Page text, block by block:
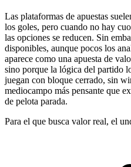
Las plataformas de apuestas
los goles, pero cuando no hay
las opciones se reducen. Sin
disponibles, aunque pocos los
aparece como una apuesta de
sino porque la lógica del partido
juegan con bloque cerrado, sin
mediocampo más pensante que
de pelota parada.
Para el que busca valor real, el